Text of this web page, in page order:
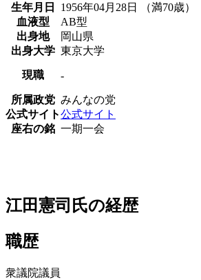
生年月日
1956年04月28日 （満70歳）
血液型
AB型
出身地
岡山県
出身大学 東京大学
現職 -
所属政党 みんなの党
公式サイト公式サイト
座右の銘 一期一会
江田憲司氏の経歴
職歴
衆議院議員